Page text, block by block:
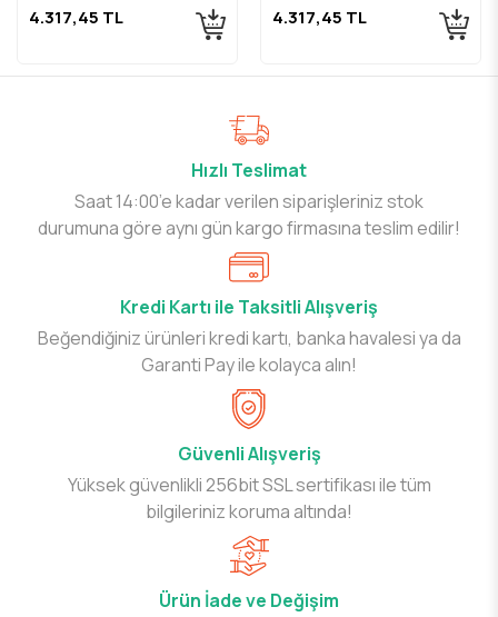
4.317,45 TL 4.317,45 TL
Hızlı Teslimat
Saat 14:00’e kadar verilen siparişleriniz stok
durumuna göre aynı gün kargo firmasına teslim edilir!
Kredi Kartı ile Taksitli Alışveriş
Beğendiğiniz ürünleri kredi kartı, banka havalesi ya da
Garanti Pay ile kolayca alın!
Güvenli Alışveriş
Yüksek güvenlikli 256bit SSL sertifikası ile tüm
bilgileriniz koruma altında!
Ürün İade ve Değişim